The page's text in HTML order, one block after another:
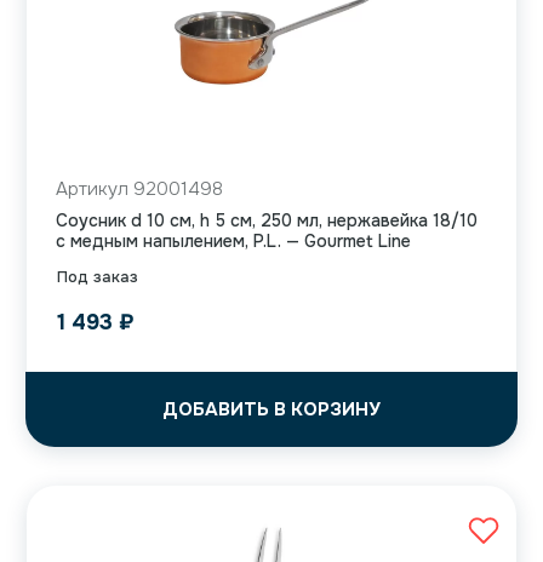
Под заказ
Артикул 92001498
Соусник d 10 см, h 5 см, 250 мл, нержавейка 18/10
с медным напылением, P.L. — Gourmet Line
1 493 ₽
ДОБАВИТЬ В КОРЗИНУ